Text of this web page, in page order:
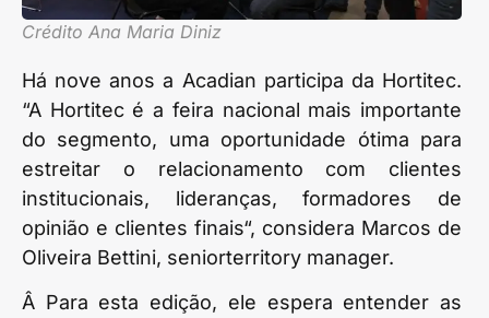
Crédito Ana Maria Diniz
Há nove anos a Acadian participa da Hortitec.
“A Hortitec é a feira nacional mais importante
do segmento, uma oportunidade ótima para
estreitar o relacionamento com clientes
institucionais, lideranças, formadores de
opinião e clientes finais“, considera Marcos de
Oliveira Bettini, seniorterritory manager.
Â Para esta edição, ele espera entender as